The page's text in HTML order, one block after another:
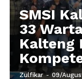
SMSI
33
Kalteng
Zulfikar - 09/